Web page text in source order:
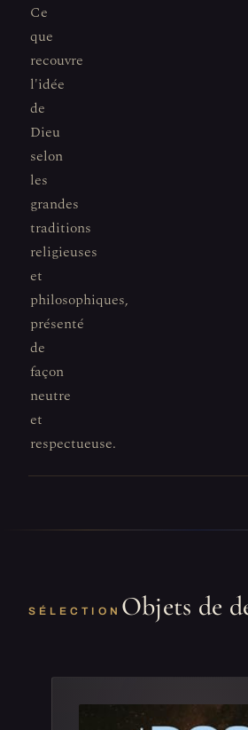
Ce
que
recouvre
l'idée
de
Dieu
selon
les
grandes
traditions
religieuses
et
philosophiques,
présenté
de
façon
neutre
et
respectueuse.
SÉLECTION Objets de